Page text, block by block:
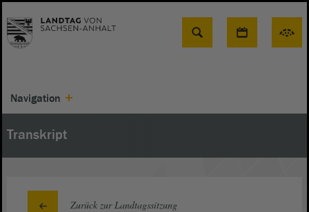
Suche
Navigation
Transkript
Zurück zur Landtagssitzung